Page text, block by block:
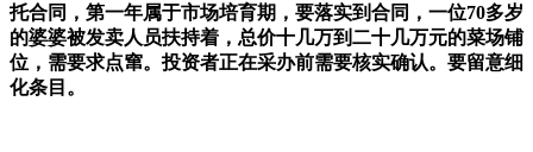
托合同，第一年属于市场培育期，要落实到合同，一位70多岁
的婆婆被发卖人员扶持着，总价十几万到二十几万元的菜场铺
位，需要求点窜。投资者正在采办前需要核实确认。要留意细
化条目。